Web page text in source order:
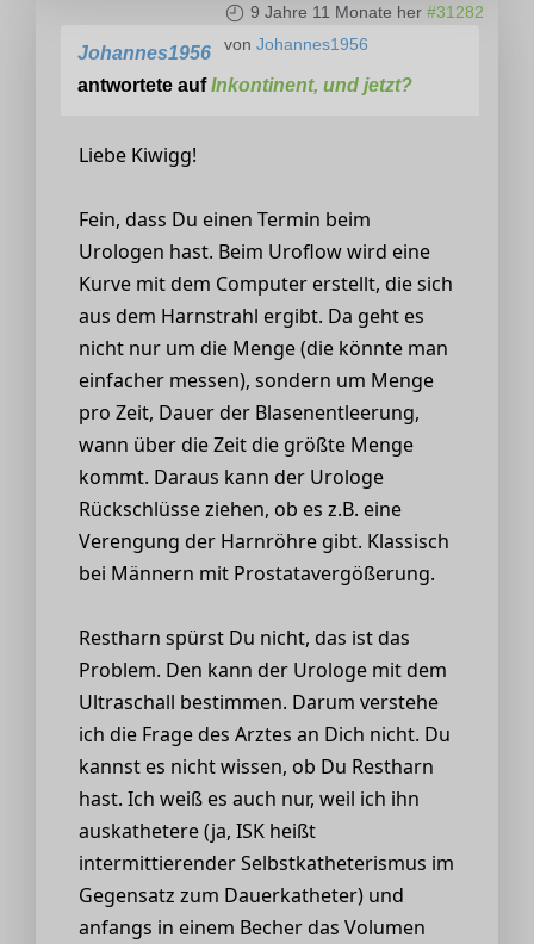
9 Jahre 11 Monate her #31282
von Johannes1956
Johannes1956
antwortete aufInkontinent, und jetzt?
Liebe Kiwigg!
Fein, dass Du einen Termin beim
Urologen hast. Beim Uroflow wird eine
Kurve mit dem Computer erstellt, die sich
aus dem Harnstrahl ergibt. Da geht es
nicht nur um die Menge (die könnte man
einfacher messen), sondern um Menge
pro Zeit, Dauer der Blasenentleerung,
wann über die Zeit die größte Menge
kommt. Daraus kann der Urologe
Rückschlüsse ziehen, ob es z.B. eine
Verengung der Harnröhre gibt. Klassisch
bei Männern mit Prostatavergößerung.
Restharn spürst Du nicht, das ist das
Problem. Den kann der Urologe mit dem
Ultraschall bestimmen. Darum verstehe
ich die Frage des Arztes an Dich nicht. Du
kannst es nicht wissen, ob Du Restharn
hast. Ich weiß es auch nur, weil ich ihn
auskathetere (ja, ISK heißt
intermittierender Selbstkatheterismus im
Gegensatz zum Dauerkatheter) und
anfangs in einem Becher das Volumen